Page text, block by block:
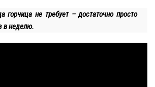
горчица не требует – достаточно просто
в неделю.